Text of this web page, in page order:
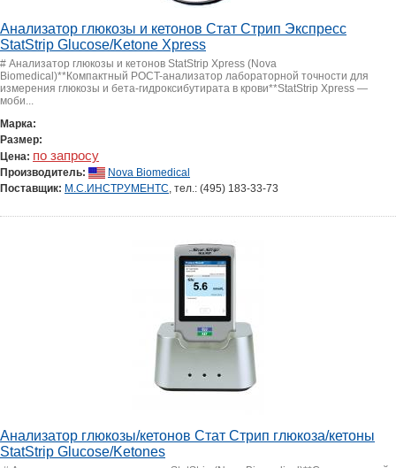
Анализатор глюкозы и кетонов Стат Стрип Экспресс
StatStrip Glucose/Ketone Xpress
# Анализатор глюкозы и кетонов StatStrip Xpress (Nova
Biomedical)**Компактный POCT-анализатор лабораторной точности для
измерения глюкозы и бета-гидроксибутирата в крови**StatStrip Xpress —
моби...
Марка:
Размер:
Цена: по запросу
Производитель:
Nova Biomedical
Поставщик: М.С.ИНСТРУМЕНТС, тел.: (495) 183-33-73
Анализатор глюкозы/кетонов Стат Стрип глюкоза/кетоны
StatStrip Glucose/Ketones